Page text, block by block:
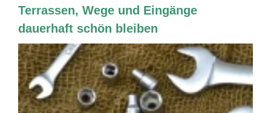
Terrassen, Wege und Eingänge
dauerhaft schön bleiben